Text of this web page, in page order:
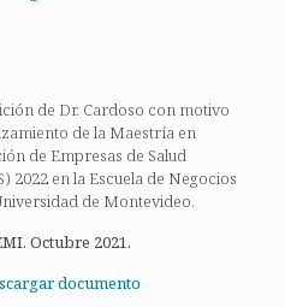
de Dr. Cardoso con motivo
de la Maestría en
de Empresas de Salud
2022 en la Escuela de Negocios
de Montevideo.
Octubre 2021.
documento